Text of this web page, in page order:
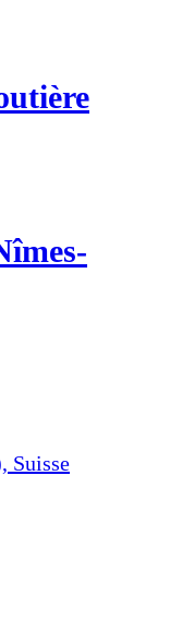
Suisse